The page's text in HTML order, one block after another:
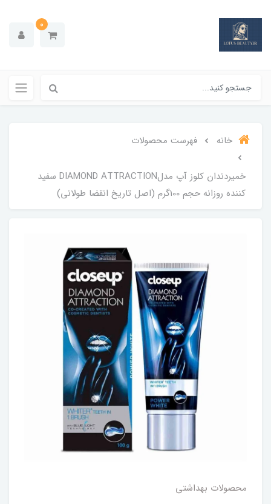
0
خانه فهرست محصولات
خميردندان کلوز آپ مدلDIAMOND ATTRACTION سفید
کننده روزانه حجم 100گرم (اصل تاریخ انقضا طولانی)
محصولات بهداشتي